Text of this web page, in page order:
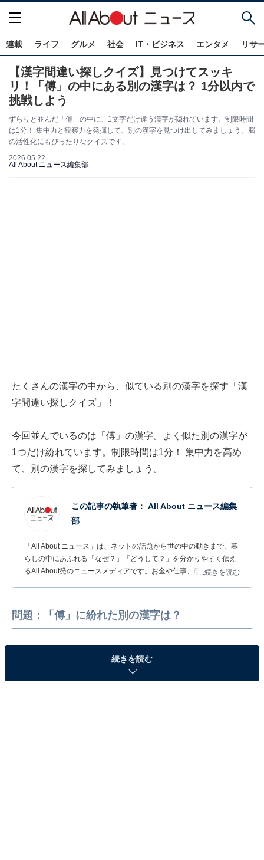
連載 ライフ グルメ 社会 IT・ビジネス エンタメ リサ
【漢字間違い探しクイズ】見つけてスッキ
リ！「傅」の中にある別の漢字は？ 1分以内で
挑戦しよう
ずらりと並んだ「傅」の中に、1文字だけ違う漢字が隠れています。制限時間
は1分！ 集中力と観察力を発揮して、別の漢字を見つけ出してみましょう。脳
の活性化にもぴったりなクイズです。
2026.05.22
All About ニュース編集部
たくさんの漢字の中から、似ている別の漢字を探す「漢
字間違い探しクイズ」！
今回並んでいるのは「傅」の漢字。よく似た別の漢字が
1つだけ紛れています。制限時間は1分！ 集中力を高め
て、別の漢字を探してみましょう。
この記事の執筆者： All About ニュース編集
部
「All About ニュース」は、ネットの話題から世の中の動きまで、暮
らしの中にあふれる「なぜ？」「どうして？」を分かりやすく伝え
るAll About発のニュースメディアです。お金や仕事、恋愛、ITに関
...続きを読む
問題：「傅」に紛れた別の漢字は？
続きを読む